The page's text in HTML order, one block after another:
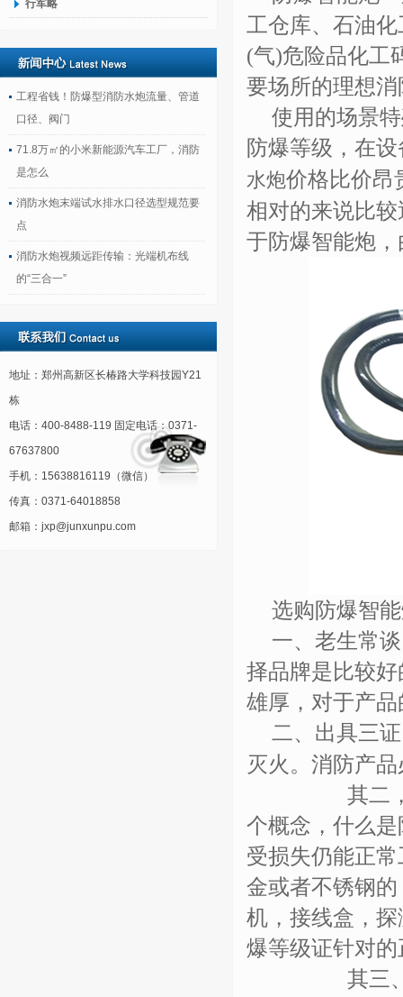
行军略
工程省钱！防爆型消防水炮流量、管道
口径、阀门
71.8万㎡的小米新能源汽车工厂，消防
是怎么
消防水炮末端试水排水口径选型规范要
点
消防水炮视频远距传输：光端机布线
的“三合一”
地址：郑州高新区长椿路大学科技园Y21
栋
电话：400-8488-119 固定电话：0371-
67637800
手机：15638816119（微信）
传真：0371-64018858
邮箱：jxp@junxunpu.com
工仓库、石油
(气)危险品化工
要场所的理想
使用的场景
防爆等级，在
水炮价格比价昂
相对的来说比
于防爆智能炮
选购防爆智
一、老生常
择品牌是比较
雄厚，对于产
二、 出具三
灭火。消防产
其二
个概念，什么
受损失仍能正
金或者不锈钢
机，接线盒，
爆等级证针对
其三